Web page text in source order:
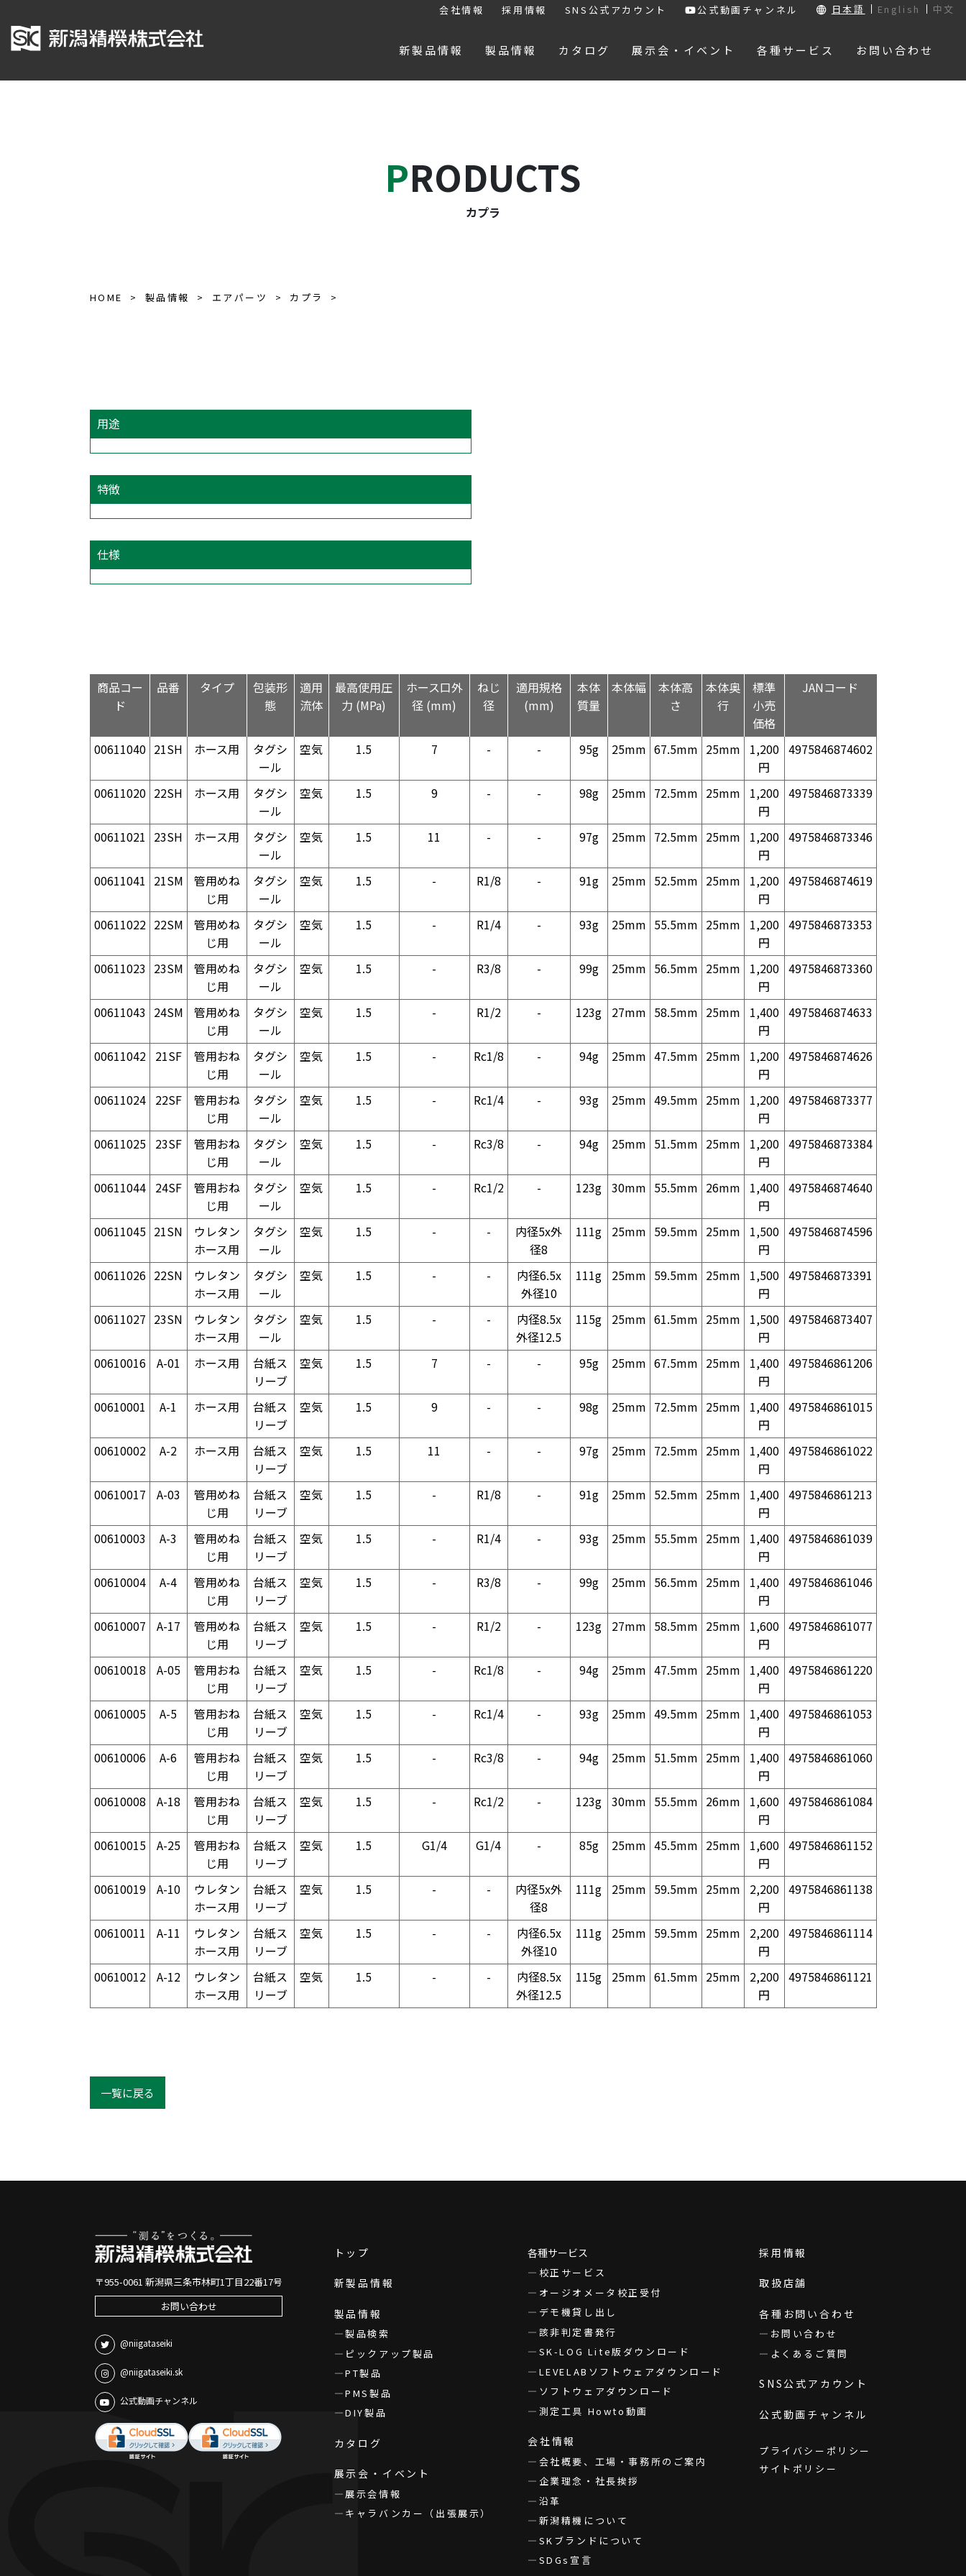
会社情報 採用情報 SNS公式アカウント 公式動画チャンネル 日本語 English 中文
新製品情報 製品情報 カタログ 展示会・イベント 各種サービス お問い合わせ
PRODUCTS
カプラ
HOME 製品情報 エアパーツ カプラ
用途
特徴
仕様
商品コー
ド
品番 タイプ
包装形
態
適用
流体
最高使用圧
力 (MPa)
ホース口外
径 (mm)
ねじ
径
適用規格
(mm)
本体
質量
本体幅
本体高
さ
本体奥
行
標準
小売
価格
JANコード
00611040 21SH ホース用
タグシ
ール
空気 1.5 7 - - 95g 25mm 67.5mm 25mm
1,200
円
4975846874602
00611020 22SH ホース用
タグシ
ール
空気 1.5 9 - - 98g 25mm 72.5mm 25mm
1,200
円
4975846873339
00611021 23SH ホース用
タグシ
ール
空気 1.5 11 - - 97g 25mm 72.5mm 25mm
1,200
円
4975846873346
00611041 21SM
管用めね
じ用
タグシ
ール
空気 1.5 - R1/8 - 91g 25mm 52.5mm 25mm
1,200
円
4975846874619
00611022 22SM
管用めね
じ用
タグシ
ール
空気 1.5 - R1/4 - 93g 25mm 55.5mm 25mm
1,200
円
4975846873353
00611023 23SM
管用めね
じ用
タグシ
ール
空気 1.5 - R3/8 - 99g 25mm 56.5mm 25mm
1,200
円
4975846873360
00611043 24SM
管用めね
じ用
タグシ
ール
空気 1.5 - R1/2 - 123g 27mm 58.5mm 25mm
1,400
円
4975846874633
00611042 21SF
管用おね
じ用
タグシ
ール
空気 1.5 - Rc1/8 - 94g 25mm 47.5mm 25mm
1,200
円
4975846874626
00611024 22SF
管用おね
じ用
タグシ
ール
空気 1.5 - Rc1/4 - 93g 25mm 49.5mm 25mm
1,200
円
4975846873377
00611025 23SF
管用おね
じ用
タグシ
ール
空気 1.5 - Rc3/8 - 94g 25mm 51.5mm 25mm
1,200
円
4975846873384
00611044 24SF
管用おね
じ用
タグシ
ール
空気 1.5 - Rc1/2 - 123g 30mm 55.5mm 26mm
1,400
円
4975846874640
00611045 21SN
ウレタン
ホース用
タグシ
ール
空気 1.5 - -
内径5x外
径8
111g 25mm 59.5mm 25mm
1,500
円
4975846874596
00611026 22SN
ウレタン
ホース用
タグシ
ール
空気 1.5 - -
内径6.5x
外径10
111g 25mm 59.5mm 25mm
1,500
円
4975846873391
00611027 23SN
ウレタン
ホース用
タグシ
ール
空気 1.5 - -
内径8.5x
外径12.5
115g 25mm 61.5mm 25mm
1,500
円
4975846873407
00610016 A-01 ホース用
台紙ス
リーブ
空気 1.5 7 - - 95g 25mm 67.5mm 25mm
1,400
円
4975846861206
00610001 A-1 ホース用
台紙ス
リーブ
空気 1.5 9 - - 98g 25mm 72.5mm 25mm
1,400
円
4975846861015
00610002 A-2 ホース用
台紙ス
リーブ
空気 1.5 11 - - 97g 25mm 72.5mm 25mm
1,400
円
4975846861022
00610017 A-03
管用めね
じ用
台紙ス
リーブ
空気 1.5 - R1/8 - 91g 25mm 52.5mm 25mm
1,400
円
4975846861213
00610003 A-3
管用めね
じ用
台紙ス
リーブ
空気 1.5 - R1/4 - 93g 25mm 55.5mm 25mm
1,400
円
4975846861039
00610004 A-4
管用めね
じ用
台紙ス
リーブ
空気 1.5 - R3/8 - 99g 25mm 56.5mm 25mm
1,400
円
4975846861046
00610007 A-17
管用めね
じ用
台紙ス
リーブ
空気 1.5 - R1/2 - 123g 27mm 58.5mm 25mm
1,600
円
4975846861077
00610018 A-05
管用おね
じ用
台紙ス
リーブ
空気 1.5 - Rc1/8 - 94g 25mm 47.5mm 25mm
1,400
円
4975846861220
00610005 A-5
管用おね
じ用
台紙ス
リーブ
空気 1.5 - Rc1/4 - 93g 25mm 49.5mm 25mm
1,400
円
4975846861053
00610006 A-6
管用おね
じ用
台紙ス
リーブ
空気 1.5 - Rc3/8 - 94g 25mm 51.5mm 25mm
1,400
円
4975846861060
00610008 A-18
管用おね
じ用
台紙ス
リーブ
空気 1.5 - Rc1/2 - 123g 30mm 55.5mm 26mm
1,600
円
4975846861084
00610015 A-25
管用おね
じ用
台紙ス
リーブ
空気 1.5 G1/4 G1/4 - 85g 25mm 45.5mm 25mm
1,600
円
4975846861152
00610019 A-10
ウレタン
ホース用
台紙ス
リーブ
空気 1.5 - -
内径5x外
径8
111g 25mm 59.5mm 25mm
2,200
円
4975846861138
00610011 A-11
ウレタン
ホース用
台紙ス
リーブ
空気 1.5 - -
内径6.5x
外径10
111g 25mm 59.5mm 25mm
2,200
円
4975846861114
00610012 A-12
ウレタン
ホース用
台紙ス
リーブ
空気 1.5 - -
内径8.5x
外径12.5
115g 25mm 61.5mm 25mm
2,200
円
4975846861121
一覧に戻る
〒955-0061 新潟県三条市林町1丁目22番17号
お問い合わせ
@niigataseiki
@niigataseiki.sk
公式動画チャンネル
トップ
新製品情報
製品情報
製品検索
ピックアップ製品
PT製品
PMS製品
DIY製品
カタログ
展示会・イベント
展示会情報
キャラバンカー（出張展示）
各種サービス
校正サービス
オージオメータ校正受付
デモ機貸し出し
該非判定書発行
SK-LOG Lite版ダウンロード
LEVELABソフトウェアダウンロード
ソフトウェアダウンロード
測定工具 Howto動画
会社情報
会社概要、工場・事務所のご案内
企業理念・社長挨拶
沿革
新潟精機について
SKブランドについて
SDGs宣言
採用情報
取扱店舗
各種お問い合わせ
お問い合わせ
よくあるご質問
SNS公式アカウント
公式動画チャンネル
プライバシーポリシー
サイトポリシー